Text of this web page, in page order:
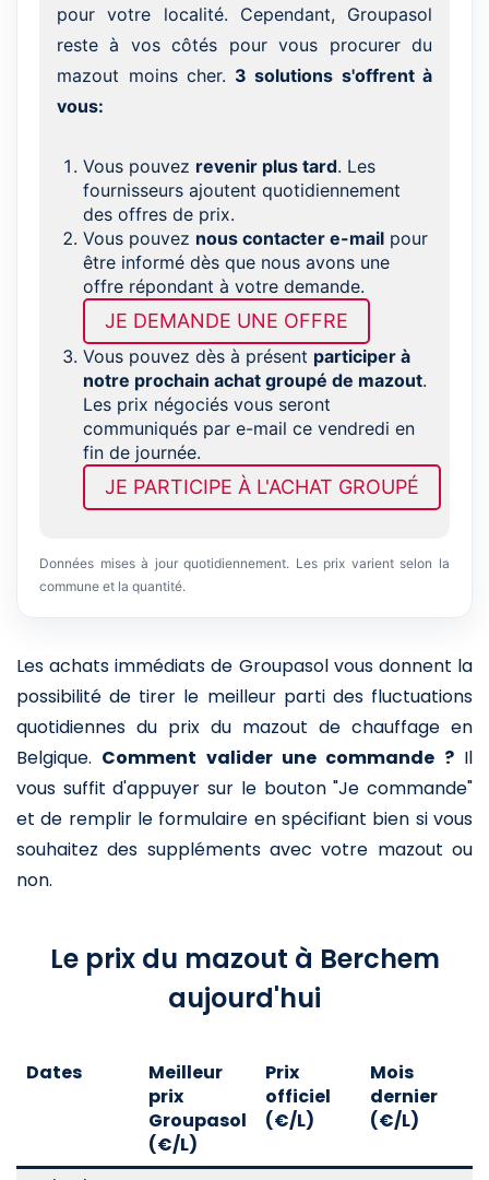
pour votre localité. Cependant, Groupasol
reste à vos côtés pour vous procurer du
mazout moins cher. 3 solutions s'offrent à
vous:
Vous pouvez revenir plus tard. Les
fournisseurs ajoutent quotidiennement
des offres de prix.
Vous pouvez nous contacter e-mail pour
être informé dès que nous avons une
offre répondant à votre demande.
JE DEMANDE UNE OFFRE
Vous pouvez dès à présent participer à
notre prochain achat groupé de mazout.
Les prix négociés vous seront
communiqués par e-mail ce vendredi en
fin de journée.
JE PARTICIPE À L'ACHAT GROUPÉ
Données mises à jour quotidiennement. Les prix varient selon la
commune et la quantité.
Les achats immédiats de Groupasol vous donnent la
possibilité de tirer le meilleur parti des fluctuations
quotidiennes du prix du mazout de chauffage en
Belgique. Comment valider une commande ?Il
vous suffit d'appuyer sur le bouton "Je commande"
et de remplir le formulaire en spécifiant bien si vous
souhaitez des suppléments avec votre mazout ou
non.
Le prix du mazout à Berchem
aujourd'hui
Dates
Meilleur
prix
Groupasol
(€/L)
Prix
officiel
(€/L)
Mois
dernier
(€/L)